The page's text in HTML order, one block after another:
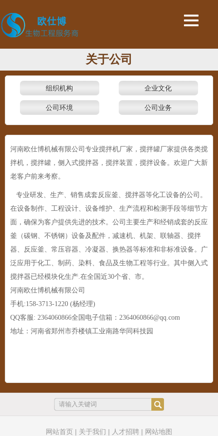
关于公司
组织机构 企业文化
公司环境 公司业务
河南欧仕博机械有限公司专业搅拌机厂家，搅拌罐厂家提供各类搅
拌机，搅拌罐，侧入式搅拌器，搅拌装置，搅拌设备。欢迎广大新
老客户前来考察。
专业研发、生产、销售成套反应釜、搅拌器等化工设备的公司。
在设备制作、工程设计、设备维护、生产流程和检测手段等细节方
面，确保为客户提供先进的技术。公司主要生产和经销成套的反应
釜（碳钢、不锈钢）设备及配件，减速机、机架、联轴器、搅拌
器、反应釜、常压容器、冷凝器、换热器等标准和非标准设备。广
泛应用于化工、制药、染料、食品及生物工程等行业。其中侧入式
搅拌器已经模块化生产.在全国近30个省、市。
河南欧仕博机械有限公司
手机:158-3713-1220 (杨经理)
QQ客服: 2364060866全国电子信箱：2364060866@qq.com
地址：河南省郑州市乔楼镇工业南路华同科技园
网站首页 | 关于我们 | 人才招聘 | 网站地图